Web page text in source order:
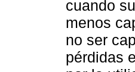
cuando
menos
no ser
pérdidas